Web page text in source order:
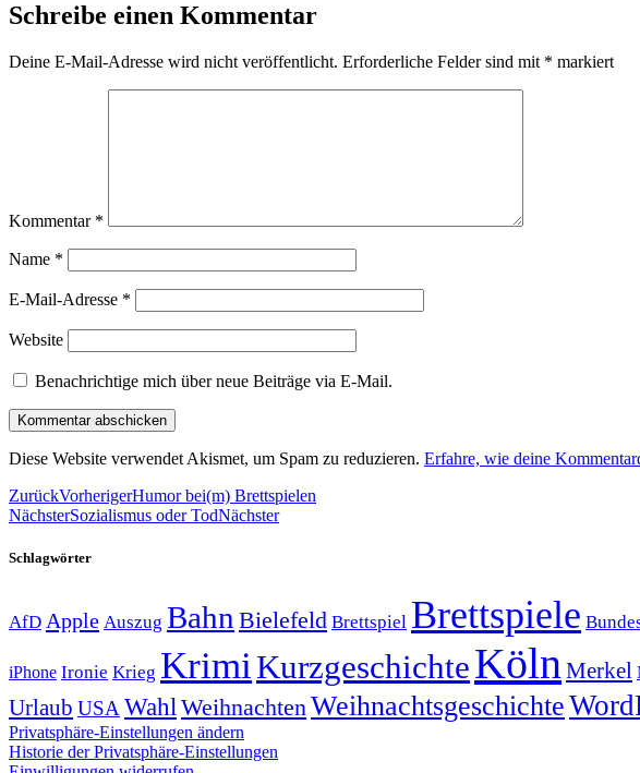
Schreibe einen Kommentar
Deine E-Mail-Adresse wird nicht veröffentlicht. Erforderliche Felder sind mit * markiert
Kommentar *
Name *
E-Mail-Adresse *
Website
Benachrichtige mich über neue Beiträge via E-Mail.
Diese Website verwendet Akismet, um Spam zu reduzieren. Erfahre, wie deine
ZurückVorherigerHumor bei(m) Brettspielen
NächsterSozialismus oder TodNächster
Schlagwörter
AfD Apple Auszug Bahn Bielefeld Brettspiel Brettspiele
iPhone Ironie Krieg Krimi KurzgeschichteKöln Merkel
Urlaub USA Wahl Weihnachten Weihnachtsgeschichte
Privatsphäre-Einstellungen ändern
Historie der Privatsphäre-Einstellungen